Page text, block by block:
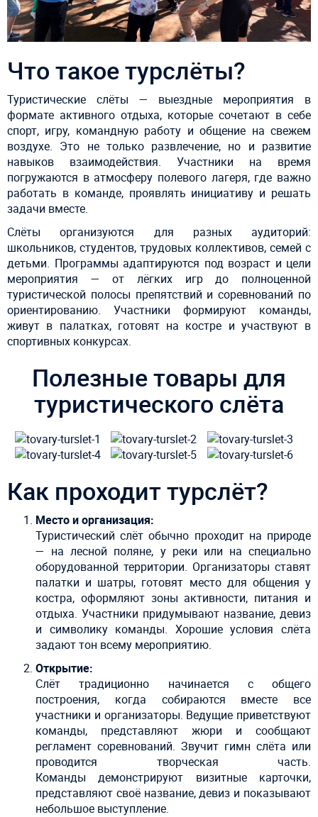
Что такое турслёты?
Туристические слёты — выездные мероприятия в
формате активного отдыха, которые сочетают в себе
спорт, игру, командную работу и общение на свежем
воздухе. Это не только развлечение, но и развитие
навыков взаимодействия. Участники на время
погружаются в атмосферу полевого лагеря, где важно
работать в команде, проявлять инициативу и решать
задачи вместе.
Слёты организуются для разных аудиторий:
школьников, студентов, трудовых коллективов, семей с
детьми. Программы адаптируются под возраст и цели
мероприятия — от лёгких игр до полноценной
туристической полосы препятствий и соревнований по
ориентированию. Участники формируют команды,
живут в палатках, готовят на костре и участвуют в
спортивных конкурсах.
Полезные товары для
туристического слёта
Как проходит турслёт?
Место и организация:
Туристический слёт обычно проходит на природе
— на лесной поляне, у реки или на специально
оборудованной территории. Организаторы ставят
палатки и шатры, готовят место для общения у
костра, оформляют зоны активности, питания и
отдыха. Участники придумывают название, девиз
и символику команды. Хорошие условия слёта
задают тон всему мероприятию.
Открытие:
Слёт традиционно начинается с общего
построения, когда собираются вместе все
участники и организаторы. Ведущие приветствуют
команды, представляют жюри и сообщают
регламент соревнований. Звучит гимн слёта или
проводится творческая часть.
Команды демонстрируют визитные карточки,
представляют своё название, девиз и показывают
небольшое выступление.